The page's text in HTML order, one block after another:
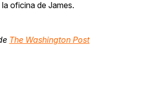
oficina de James.
The Washington Post